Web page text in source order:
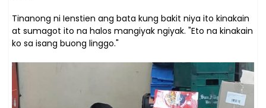
Tinanong ni Ienstien ang bata kung bakit niya ito kinakain
at sumagot ito na halos mangiyak ngiyak. "Eto na kinakain
ko sa isang buong linggo."